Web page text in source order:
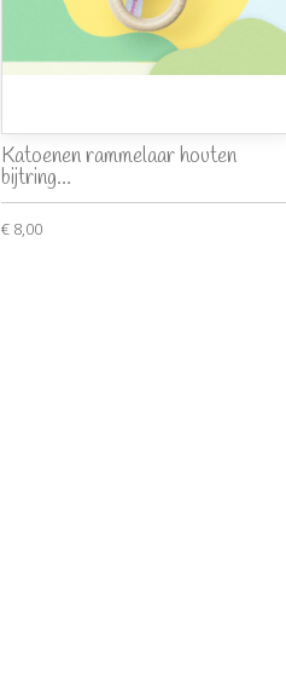
Katoenen rammelaar houten
bijtring...
€ 8,00